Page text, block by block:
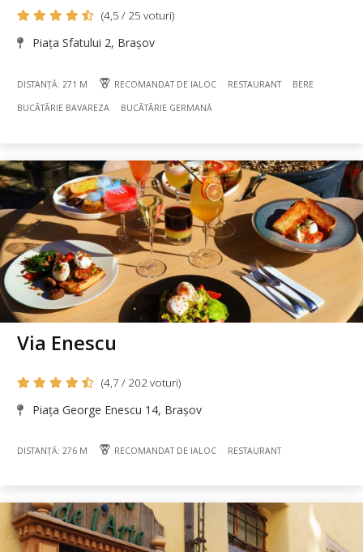
(4,5 / 25 voturi)
Piața Sfatului 2, Brașov
DISTANȚĂ: 271 M RECOMANDAT DE IALOC RESTAURANT BERE
BUCÃTÃRIE BAVAREZA BUCÃTÃRIE GERMANĂ
Via Enescu
(4,7 / 202 voturi)
Piața George Enescu 14, Brașov
DISTANȚĂ: 276 M RECOMANDAT DE IALOC RESTAURANT